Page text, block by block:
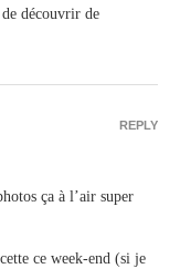
de découvrir de
ça à l’air super
ce week-end (si je
REPLY